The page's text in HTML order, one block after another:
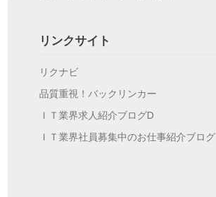
リンクサイト
リクナビ
品質重視！バックリンカー
ＩＴ業界求人紹介ブログD
ＩＴ業界社員募集中のお仕事紹介ブログ